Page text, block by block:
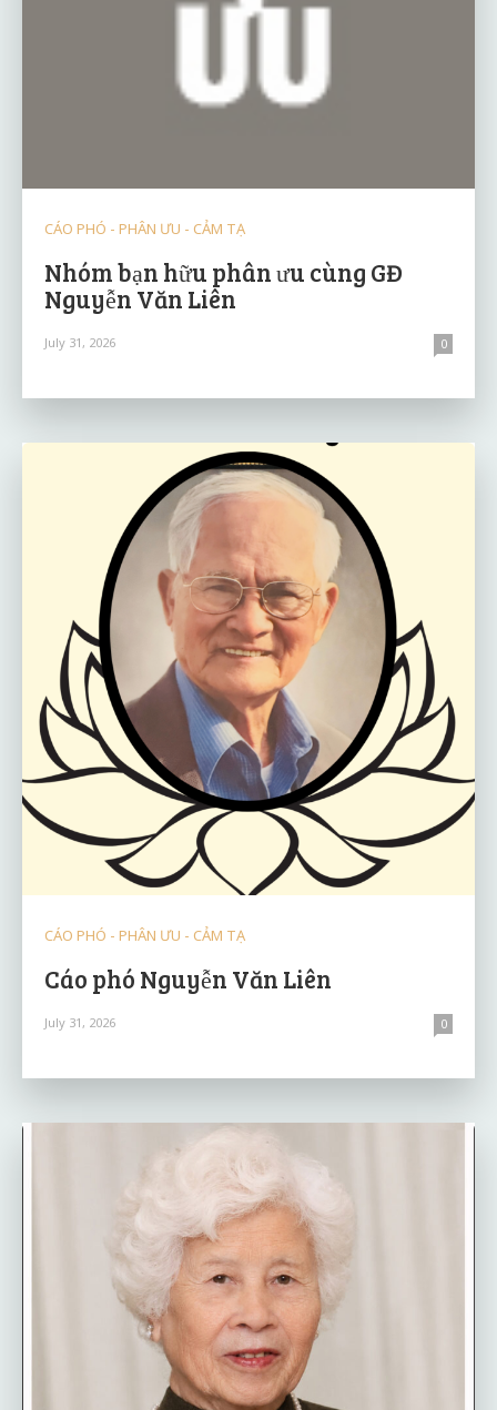
CÁO PHÓ - PHÂN ƯU - CẢM TẠ
Nhóm bạn hữu phân ưu cùng GĐ
Nguyễn Văn Liên
July 31, 2026 0
CÁO PHÓ - PHÂN ƯU - CẢM TẠ
Cáo phó Nguyễn Văn Liên
July 31, 2026 0